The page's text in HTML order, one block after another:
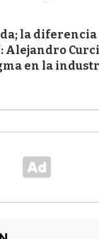
la diferencia
Alejandro
en la